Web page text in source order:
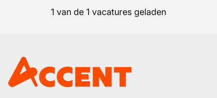
1 van de 1 vacatures geladen